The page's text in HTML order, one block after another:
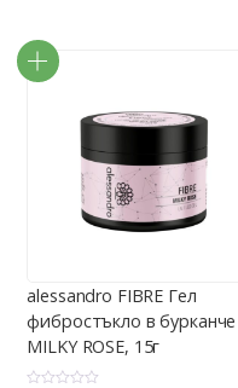
alessandro FIBRE Гел
фибростъкло в бурканче
MILKY ROSE, 15г